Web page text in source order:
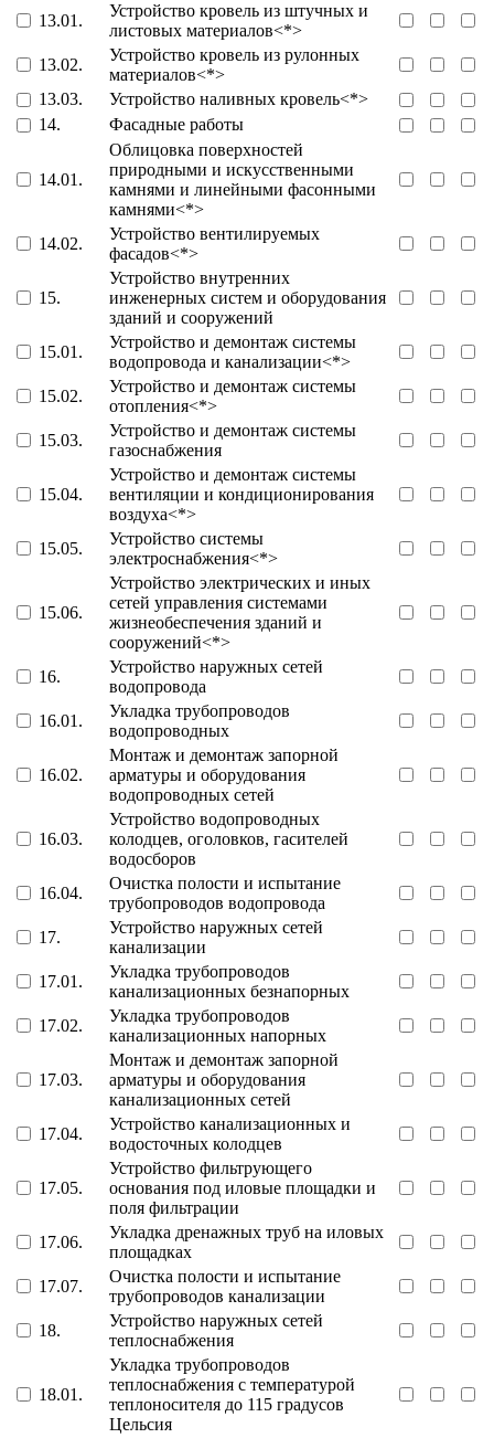
13.01.
Устройство кровель из штучных и
листовых материалов<*>
13.02.
Устройство кровель из рулонных
материалов<*>
13.03.
Устройство наливных кровель<*>
14.
Фасадные работы
14.01.
Облицовка поверхностей
природными и искусственными
камнями и линейными фасонными
камнями<*>
14.02.
Устройство вентилируемых
фасадов<*>
15.
Устройство внутренних
инженерных систем и оборудования
зданий и сооружений
15.01.
Устройство и демонтаж системы
водопровода и канализации<*>
15.02.
Устройство и демонтаж системы
отопления<*>
15.03.
Устройство и демонтаж системы
газоснабжения
15.04.
Устройство и демонтаж системы
вентиляции и кондиционирования
воздуха<*>
15.05.
Устройство системы
электроснабжения<*>
15.06.
Устройство электрических и иных
сетей управления системами
жизнеобеспечения зданий и
сооружений<*>
16.
Устройство наружных сетей
водопровода
16.01.
Укладка трубопроводов
водопроводных
16.02.
Монтаж и демонтаж запорной
арматуры и оборудования
водопроводных сетей
16.03.
Устройство водопроводных
колодцев, оголовков, гасителей
водосборов
16.04.
Очистка полости и испытание
трубопроводов водопровода
17.
Устройство наружных сетей
канализации
17.01.
Укладка трубопроводов
канализационных безнапорных
17.02.
Укладка трубопроводов
канализационных напорных
17.03.
Монтаж и демонтаж запорной
арматуры и оборудования
канализационных сетей
17.04.
Устройство канализационных и
водосточных колодцев
17.05.
Устройство фильтрующего
основания под иловые площадки и
поля фильтрации
17.06.
Укладка дренажных труб на иловых
площадках
17.07.
Очистка полости и испытание
трубопроводов канализации
18.
Устройство наружных сетей
теплоснабжения
18.01.
Укладка трубопроводов
теплоснабжения с температурой
теплоносителя до 115 градусов
Цельсия